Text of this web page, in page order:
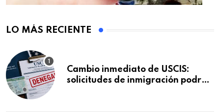
LO MÁS RECIENTE
Cambio inmediato de USCIS:
solicitudes de inmigración podrán